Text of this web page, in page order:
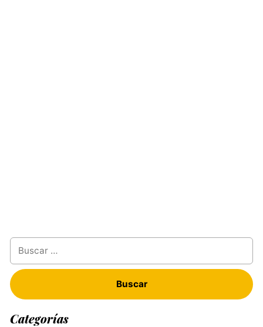
Buscar:
Categorías